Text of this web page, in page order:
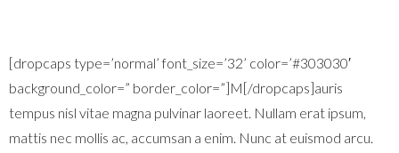
[dropcaps type=’normal’ font_size=’32’ color=’#303030′
background_color=” border_color=”]M[/dropcaps]auris
tempus nisl vitae magna pulvinar laoreet. Nullam erat ipsum,
mattis nec mollis ac, accumsan a enim. Nunc at euismod arcu.